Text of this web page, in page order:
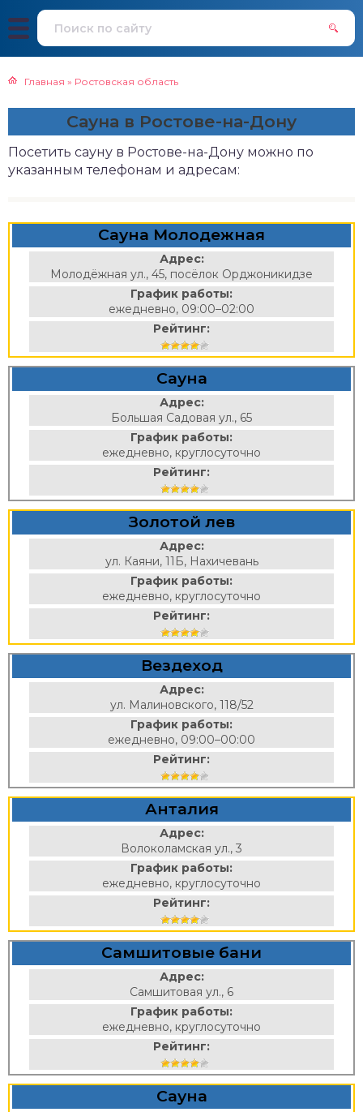
Главная » Ростовская область
Сауна в Ростове-на-Дону
Посетить сауну в Ростове-на-Дону можно по
указанным телефонам и адресам:
Сауна Молодежная
Адрес:
Молодёжная ул., 45, посёлок Орджоникидзе
График работы:
ежедневно, 09:00–02:00
Рейтинг:
Сауна
Адрес:
Большая Садовая ул., 65
График работы:
ежедневно, круглосуточно
Рейтинг:
Золотой лев
Адрес:
ул. Каяни, 11Б, Нахичевань
График работы:
ежедневно, круглосуточно
Рейтинг:
Вездеход
Адрес:
ул. Малиновского, 118/52
График работы:
ежедневно, 09:00–00:00
Рейтинг:
Анталия
Адрес:
Волоколамская ул., 3
График работы:
ежедневно, круглосуточно
Рейтинг:
Самшитовые бани
Адрес:
Самшитовая ул., 6
График работы:
ежедневно, круглосуточно
Рейтинг:
Сауна